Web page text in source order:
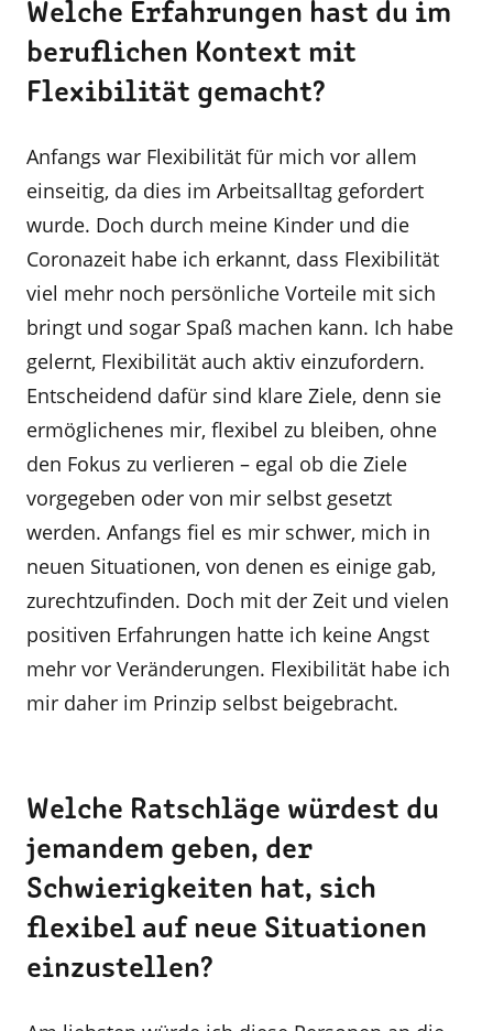
Welche Erfahrungen hast du im
beruflichen Kontext mit
Flexibilität gemacht?
Anfangs war Flexibilität für mich vor allem
einseitig, da dies im Arbeitsalltag gefordert
wurde. Doch durch meine Kinder und die
Coronazeit habe ich erkannt, dass Flexibilität
viel mehr noch persönliche Vorteile mit sich
bringt und sogar Spaß machen kann. Ich habe
gelernt, Flexibilität auch aktiv einzufordern.
Entscheidend dafür sind klare Ziele, denn sie
ermöglichenes mir, flexibel zu bleiben, ohne
den Fokus zu verlieren – egal ob die Ziele
vorgegeben oder von mir selbst gesetzt
werden. Anfangs fiel es mir schwer, mich in
neuen Situationen, von denen es einige gab,
zurechtzufinden. Doch mit der Zeit und vielen
positiven Erfahrungen hatte ich keine Angst
mehr vor Veränderungen. Flexibilität habe ich
mir daher im Prinzip selbst beigebracht.
Welche Ratschläge würdest du
jemandem geben, der
Schwierigkeiten hat, sich
flexibel auf neue Situationen
einzustellen?